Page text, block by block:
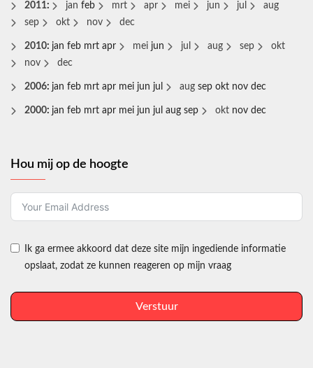
2011: jan feb mrt apr mei jun jul
aug
sep
okt nov dec
2010: jan feb mrt apr mei jun jul aug sep
okt
nov
dec
2006: jan feb mrt apr mei jun jul aug sep okt nov dec
2000: jan feb mrt apr mei jun jul aug sep okt nov dec
Hou mij op de hoogte
Ik ga ermee akkoord dat deze site mijn ingediende informatie
opslaat, zodat ze kunnen reageren op mijn vraag
Verstuur